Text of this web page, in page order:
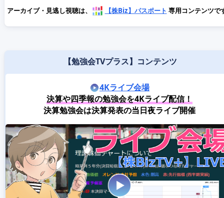
アーカイブ・見逃し視聴は、 【株Biz】パスポート 専用コンテンツで
【勉強会TVプラス】コンテンツ
4Kライブ会場
決算や四季報の勉強会を4Kライブ配信！
決算勉強会は決算発表の当日夜ライブ開催